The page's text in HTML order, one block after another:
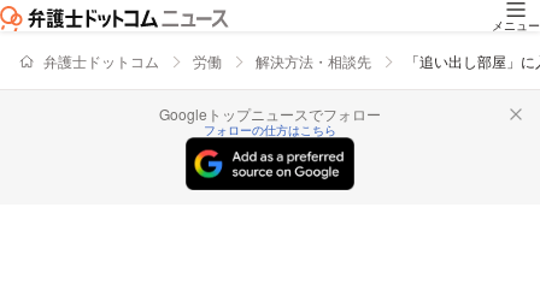
メニュー
弁護士ドットコム 労働 解決方法・相談先 「追い出し部屋」
Googleトップニュースでフォロー
フォローの仕方はこちら